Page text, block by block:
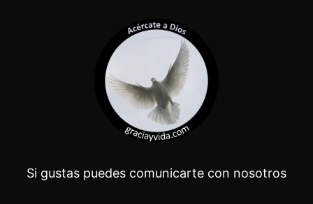
Si gustas puedes comunicarte con nosotros